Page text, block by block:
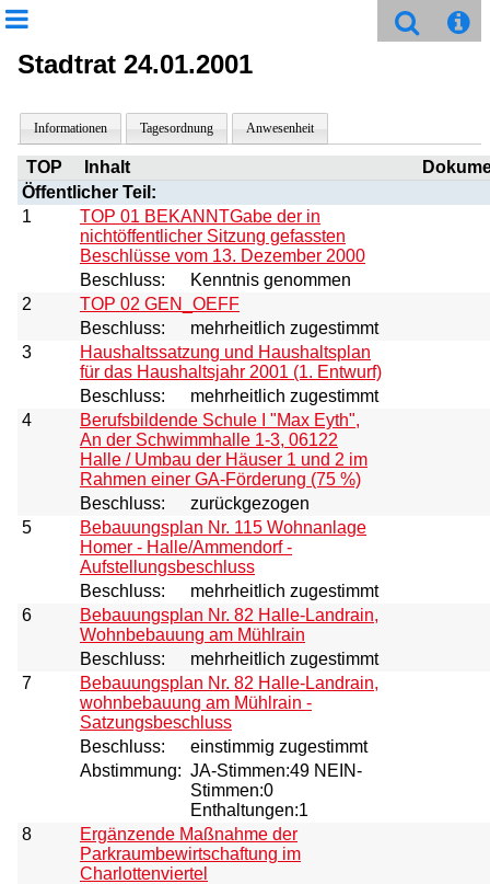
Stadtrat 24.01.2001
Informationen Tagesordnung Anwesenheit
TOP Inhalt
Öffentlicher Teil:
1
TOP 01 BEKANNTGabe der in
nichtöffentlicher Sitzung gefassten
Beschlüsse vom 13. Dezember 2000
Beschluss:
Kenntnis genommen
2
TOP 02 GEN_OEFF
Beschluss:
mehrheitlich zugestimmt
3
Haushaltssatzung und Haushaltsplan
für das Haushaltsjahr 2001 (1. Entwurf)
Beschluss:
mehrheitlich zugestimmt
4
Berufsbildende Schule I "Max Eyth",
An der Schwimmhalle 1-3, 06122
Halle / Umbau der Häuser 1 und 2 im
Rahmen einer GA-Förderung (75 %)
Beschluss:
zurückgezogen
5
Bebauungsplan Nr. 115 Wohnanlage
Homer - Halle/Ammendorf -
Aufstellungsbeschluss
Beschluss:
mehrheitlich zugestimmt
6
Bebauungsplan Nr. 82 Halle-Landrain,
Wohnbebauung am Mühlrain
Beschluss:
mehrheitlich zugestimmt
7
Bebauungsplan Nr. 82 Halle-Landrain,
wohnbebauung am Mühlrain -
Satzungsbeschluss
Beschluss:
einstimmig zugestimmt
Abstimmung: JA-Stimmen:49 NEIN-
Stimmen:0
Enthaltungen:1
8
Ergänzende Maßnahme der
Parkraumbewirtschaftung im
Charlottenviertel